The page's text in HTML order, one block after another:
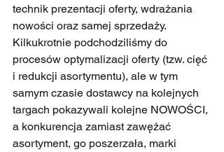
technik prezentacji oferty, wdrażania
nowości oraz samej sprzedaży.
Kilkukrotnie podchodziliśmy do
procesów optymalizacji oferty (tzw. cięć
i redukcji asortymentu), ale w tym
samym czasie dostawcy na kolejnych
targach pokazywali kolejne NOWOŚCI,
a konkurencja zamiast zawężać
asortyment, go poszerzała, marki